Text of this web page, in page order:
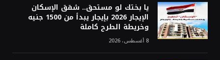
يا بختك لو مستحق.. شقق الإسكان
الإيجار 2026 بإيجار يبدأ من 1500 جنيه
وخريطة الطرح كاملة
8 أغسطس، 2026